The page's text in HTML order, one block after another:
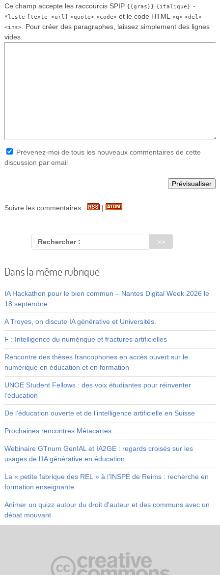
Ce champ accepte les raccourcis SPIP {{gras}} {italique} -
*liste [texte->url] <quote> <code>et le code HTML <q> <del>
<ins>. Pour créer des paragraphes, laissez simplement des lignes
vides.
Prévenez-moi de tous les nouveaux commentaires de cette
discussion par email
Suivre les commentaires : |
Rechercher :
Dans la même rubrique
IA Hackathon pour le bien commun – Nantes Digital Week 2026 le
18 septembre
A Troyes, on discute IA générative et Universités.
F : Intelligence du numérique et fractures artificielles
Rencontre des thèses francophones en accès ouvert sur le
numérique en éducation et en formation
UNOE Student Fellows : des voix étudiantes pour réinventer
l’éducation
De l’éducation ouverte et de l’intelligence artificielle en Suisse
Prochaines rencontres Métacartes
Webinaire GTnum GenIAL et IA2GE : regards croisés sur les
usages de l’IA générative en éducation
La « petite fabrique des REL » à l’INSPÉ de Reims : recherche en
formation enseignante
Animer un quizz autour du droit d'auteur et des communs avec un
débat mouvant